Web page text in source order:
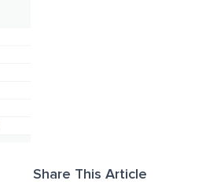
Share This Article